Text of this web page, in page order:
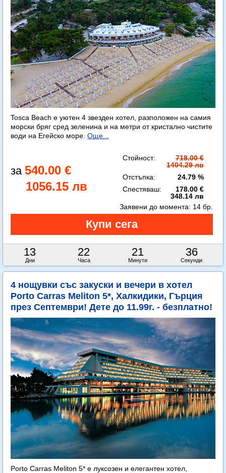
Tosca Beach е уютен 4 звезден хотел, разположен на самия
морски бряг сред зеленина и на метри от кристално чистите
води на Егейско море. Още...
540.00 €
1056.15 лв
Стойност:
718.00 €
1404.29 лв
Отстъпка:
24.79 %
Спестяваш:
178.00 €
348.14 лв
13
Дни
22
Часа
21
Минути
36
Секунди
Заявени до момента: 14 бр.
4 нощувки със закуски и вечери в хотел
Porto Carras Meliton 5*, Халкидики, Гърция
през Септември! Дете до 11.99г. - безплатно!
Porto Carras Meliton 5* е луксозен и елегантен хотел,